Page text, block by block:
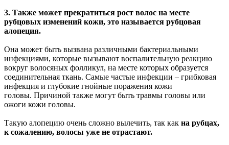
3. Также может прекратиться рост волос на месте
рубцовых изменений кожи, это называется рубцовая
алопеция.
Она может быть вызвана различными бактериальными
инфекциями, которые вызывают воспалительную реакцию
вокруг волосяных фолликул, на месте которых образуется
соединительная ткань. Самые частые инфекции – грибковая
инфекция и глубокие гнойные поражения кожи
головы. Причиной также могут быть травмы головы или
ожоги кожи головы.
Такую алопецию очень сложно вылечить, так как на рубцах,
к сожалению, волосы уже не отрастают.